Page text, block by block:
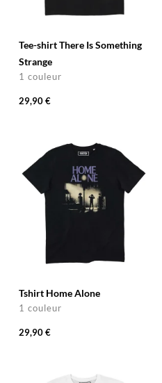
Tee-shirt There Is Something
Strange
1 couleur
29,90 €
Tshirt Home Alone
1 couleur
29,90 €